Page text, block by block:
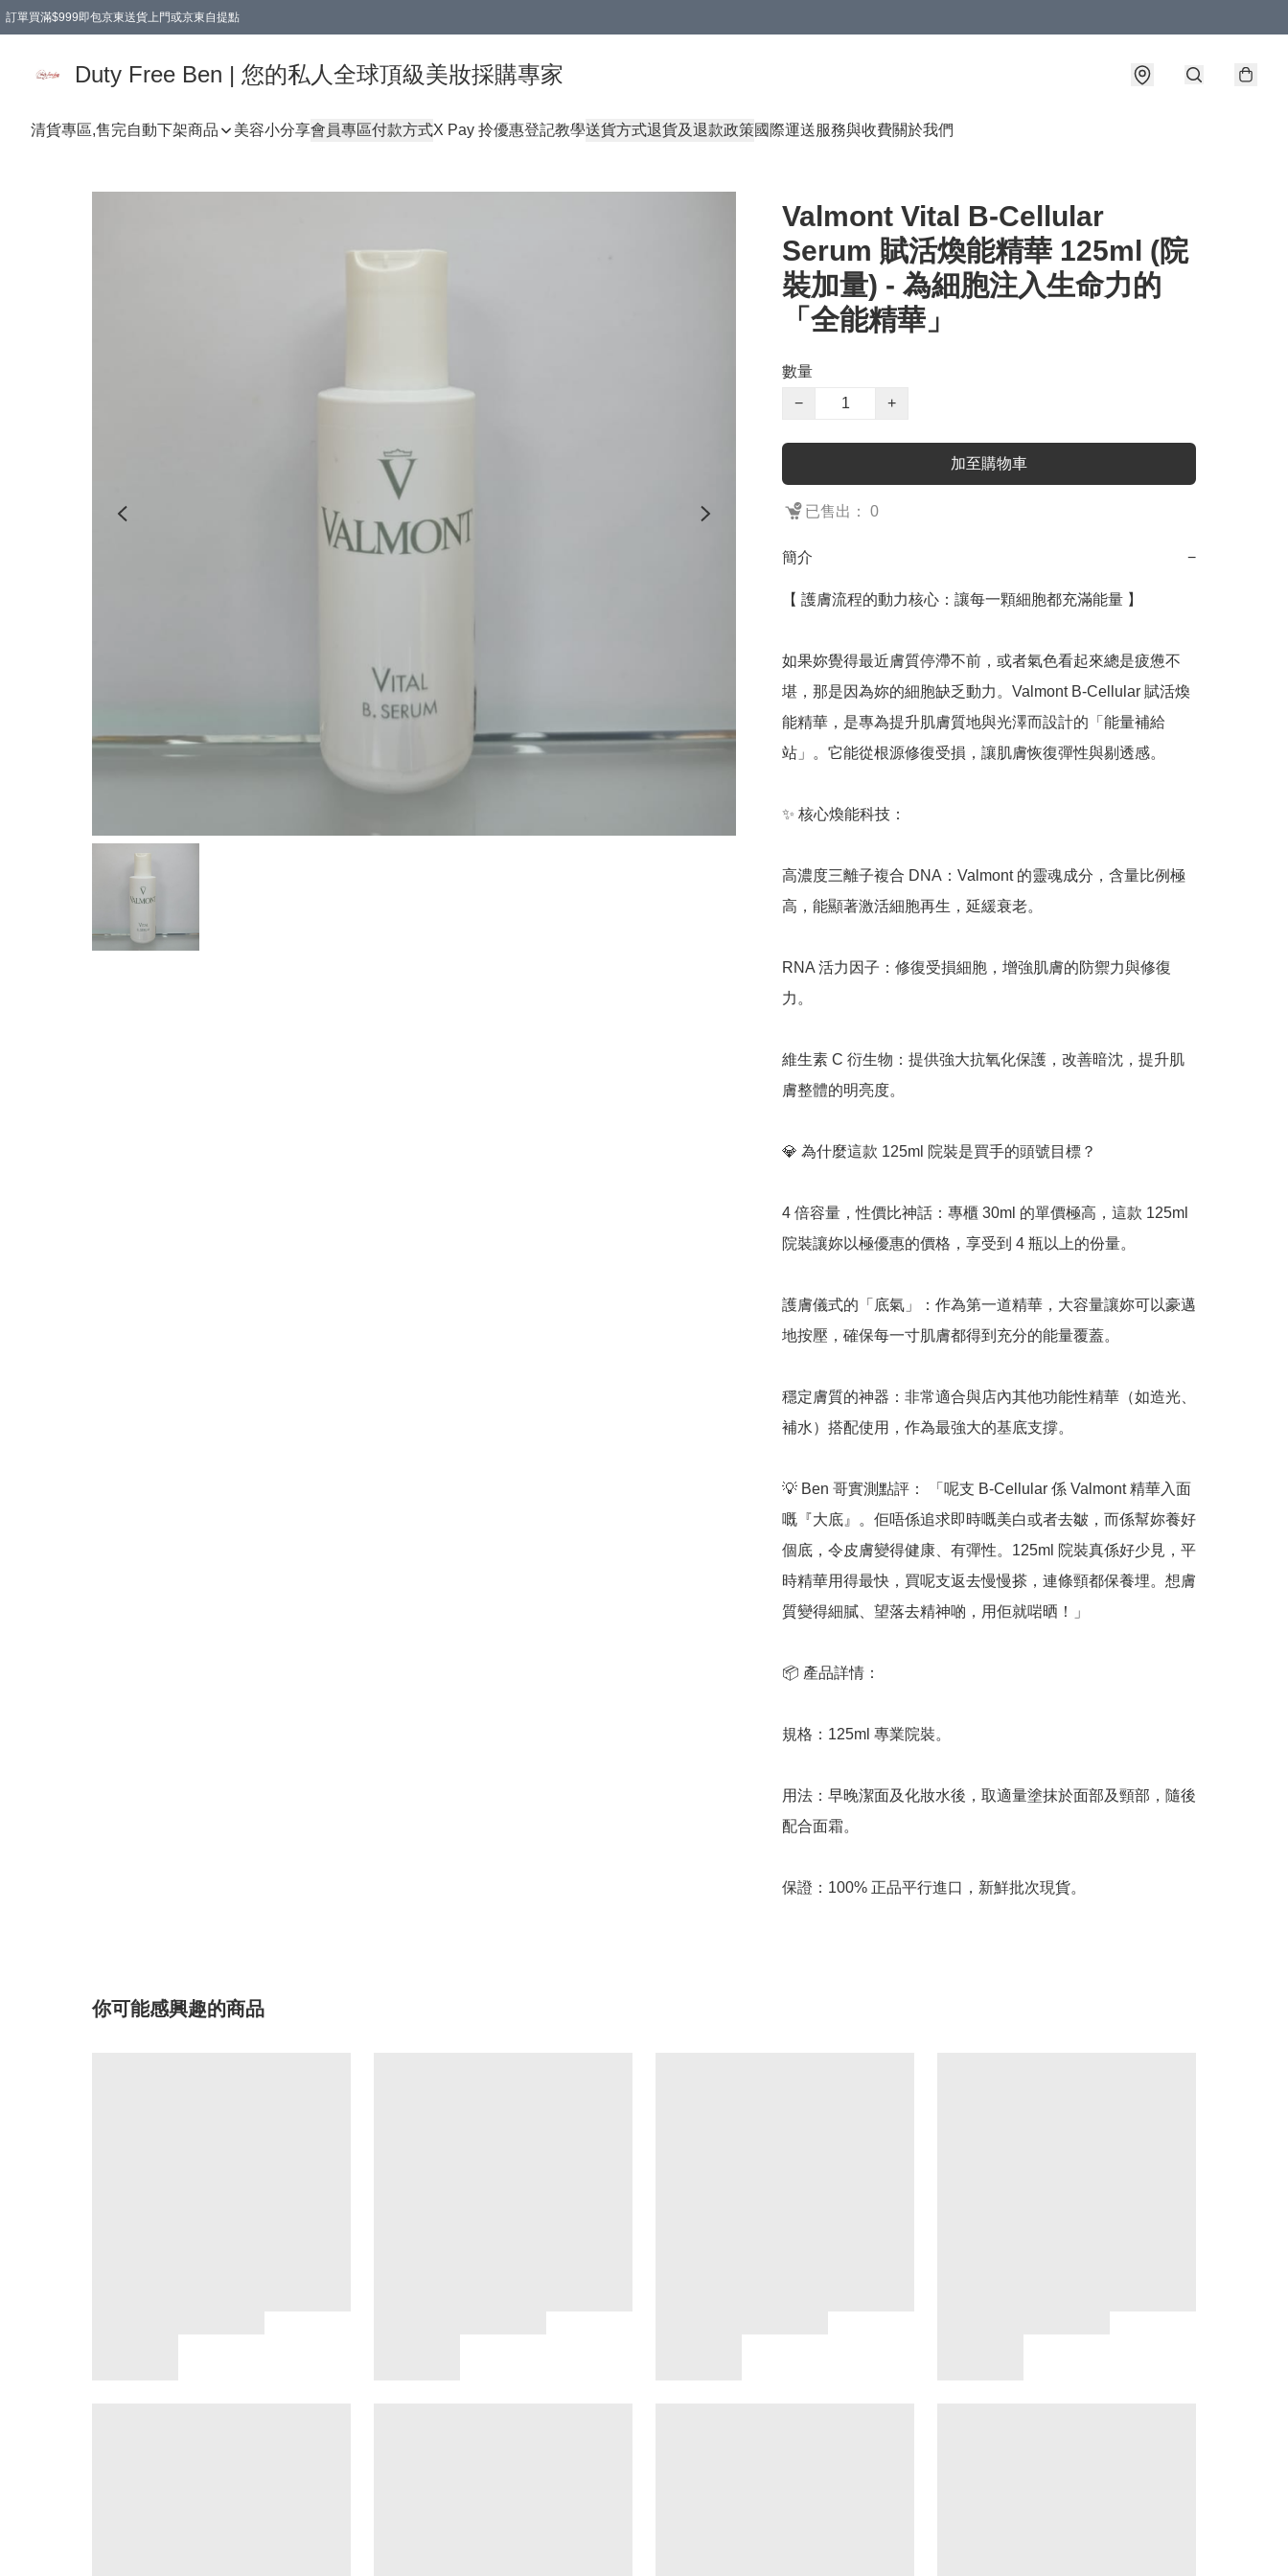
訂單買滿$999即包京東送貨上門或京東自提點
Duty Free Ben | 您的私人全球頂級美妝採購專家
清貨專區,售完自動下架商品 美容小分享會員專區付款方式X Pay 拎優惠登記教學送貨方式退貨及退款政策國際運送服務與收費關於我們
Valmont Vital B-Cellular
Serum 賦活煥能精華 125ml (院
裝加量) - 為細胞注入生命力的
「全能精華」
數量
−
+
加至購物車
已售出： 0
簡介 −
【 護膚流程的動力核心：讓每一顆細胞都充滿能量 】
如果妳覺得最近膚質停滯不前，或者氣色看起來總是疲憊不
堪，那是因為妳的細胞缺乏動力。Valmont B-Cellular 賦活煥
能精華，是專為提升肌膚質地與光澤而設計的「能量補給
站」。它能從根源修復受損，讓肌膚恢復彈性與剔透感。
✨ 核心煥能科技：
高濃度三離子複合 DNA：Valmont 的靈魂成分，含量比例極
高，能顯著激活細胞再生，延緩衰老。
RNA 活力因子：修復受損細胞，增強肌膚的防禦力與修復
力。
維生素 C 衍生物：提供強大抗氧化保護，改善暗沈，提升肌
膚整體的明亮度。
💎 為什麼這款 125ml 院裝是買手的頭號目標？
4 倍容量，性價比神話：專櫃 30ml 的單價極高，這款 125ml
院裝讓妳以極優惠的價格，享受到 4 瓶以上的份量。
護膚儀式的「底氣」：作為第一道精華，大容量讓妳可以豪邁
地按壓，確保每一寸肌膚都得到充分的能量覆蓋。
穩定膚質的神器：非常適合與店內其他功能性精華（如造光、
補水）搭配使用，作為最強大的基底支撐。
💡 Ben 哥實測點評： 「呢支 B-Cellular 係 Valmont 精華入面
嘅『大底』。佢唔係追求即時嘅美白或者去皺，而係幫妳養好
個底，令皮膚變得健康、有彈性。125ml 院裝真係好少見，平
時精華用得最快，買呢支返去慢慢搽，連條頸都保養埋。想膚
質變得細膩、望落去精神啲，用佢就啱晒！」
📦 產品詳情：
規格：125ml 專業院裝。
用法：早晚潔面及化妝水後，取適量塗抹於面部及頸部，隨後
配合面霜。
保證：100% 正品平行進口，新鮮批次現貨。
你可能感興趣的商品